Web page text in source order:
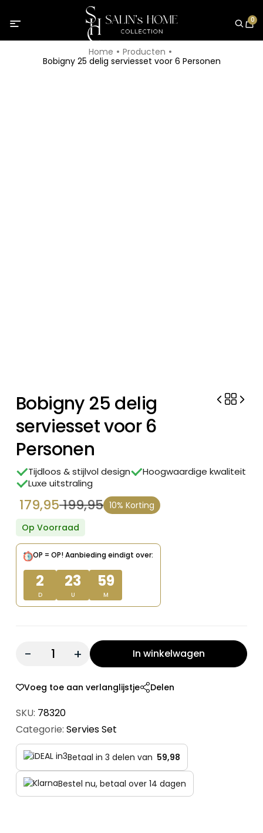
0
Home
Producten
Bobigny 25 delig serviesset voor 6 Personen
Bobigny 25 delig
serviesset voor 6
Personen
Tijdloos & stijlvol design
Hoogwaardige kwaliteit
Luxe uitstraling
199,95
Oorspronkelijke
prijs
was:
€ 199,95.
179,95
Huidige
prijs
is:
€ 179,95.
10% Korting
Op Voorraad
OP = OP!Aanbieding eindigt over:
2
D
23
U
59
M
Quantity: In winkelwagen
Voeg toe aan verlanglijstje Delen
SKU: 78320
Categorie: Servies Set
Betaal in 3 delen van 59,98
Bestel nu, betaal over 14 dagen